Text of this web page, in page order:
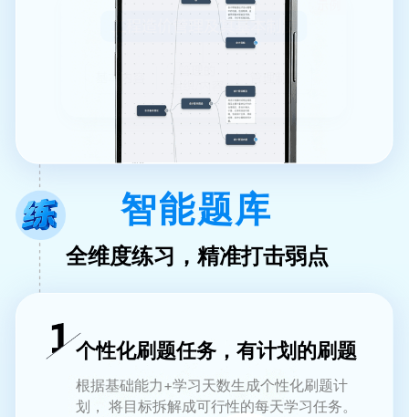
智能题库
全维度练习，精准打击弱点
个性化刷题任务，有计划的刷题
根据基础能力+学习天数生成个性化刷题计
划， 将目标拆解成可行性的每天学习任务。